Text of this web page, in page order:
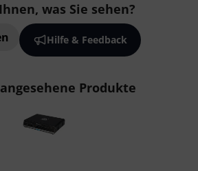
was Sie sehen?
Hilfe & Feedback
Produkte